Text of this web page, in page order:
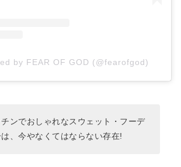
されたワークウェアブランド「Carhartt」
ジュアルならコレ▷▷メゾンキツネ
by FEAR OF GOD (@fearofgod)
ンでおしゃれなスウェット・フーデ
は、今やなくてはならない存在!